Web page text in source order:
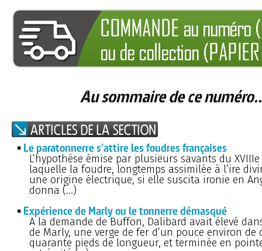
Au sommaire de ce
Le paratonnerre s'attire les foudres françaises
L’hypothèse émise par plusieurs savants du
laquelle la foudre, longtemps assimilée à l’ire
une origine électrique, si elle suscita ironie en
donna (…)
Expérience de Marly ou le tonnerre démasqué
A la demande de Buffon, Dalibard avait élevé
de Marly, une verge de fer d’un pouce environ de
quarante pieds de longueur, et terminée en